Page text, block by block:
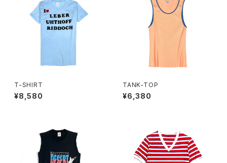
T-SHIRT
¥8,580
TANK-TOP
¥6,380